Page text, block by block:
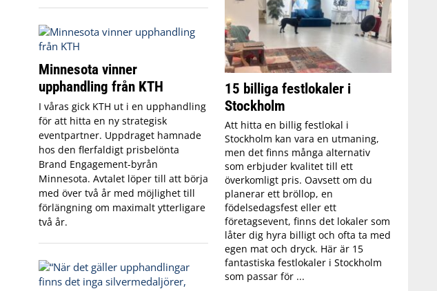
Minnesota vinner
upphandling från KTH
I våras gick KTH ut i en upphandling
för att hitta en ny strategisk
eventpartner. Uppdraget hamnade
hos den flerfaldigt prisbelönta
Brand Engagement-byrån
Minnesota. Avtalet löper till att börja
med över två år med möjlighet till
förlängning om maximalt ytterligare
två år.
15 billiga festlokaler i
Stockholm
Att hitta en billig festlokal i
Stockholm kan vara en utmaning,
men det finns många alternativ
som erbjuder kvalitet till ett
överkomligt pris. Oavsett om du
planerar ett bröllop, en
födelsedagsfest eller ett
företagsevent, finns det lokaler som
låter dig hyra billigt och ofta ta med
egen mat och dryck. Här är 15
fantastiska festlokaler i Stockholm
som passar för ...